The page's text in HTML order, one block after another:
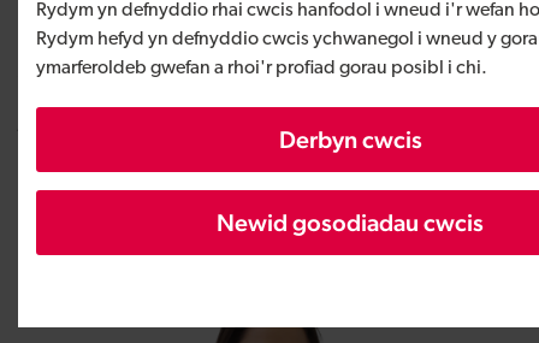
Rydym yn defnyddio rhai cwcis hanfodol i wneud i'r wefan
Rydym hefyd yn defnyddio cwcis ychwanegol i wneud y
ymarferoldeb gwefan a rhoi'r profiad gorau posibl i chi.
Derbyn cwcis
Newid gosodiadau cwcis
Mae Brighter Minds Childcare,
busnes cychwynnol yn Risca,
wedi sicrhau micro fenthyciad
gan Fanc Datblygu Cymru